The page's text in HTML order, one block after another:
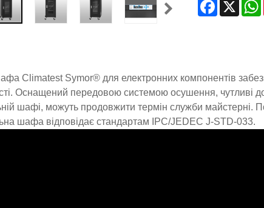
Facebook
X
Climatest Symor® для електронних компонентів
Оснащений передовою системою осушення, чутливі
шафі, можуть продовжити термін служби майстерні.
шафа відповідає стандартам IPC/JEDEC J-STD-033.